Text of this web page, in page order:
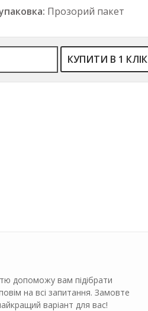
Прозорий пакет
КУПИТИ В 1 КЛІК
допоможу вам підібрати
на всі запитання. Замовте
варіант для вас!